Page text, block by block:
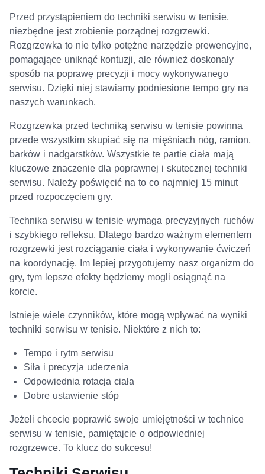
Przed przystąpieniem do techniki serwisu w tenisie,
niezbędne jest zrobienie porządnej rozgrzewki.
Rozgrzewka to nie tylko potężne narzędzie prewencyjne,
pomagające uniknąć kontuzji, ale również doskonały
sposób na poprawę precyzji i mocy wykonywanego
serwisu. Dzięki niej stawiamy podniesione tempo gry na
naszych warunkach.
Rozgrzewka przed techniką serwisu w tenisie powinna
przede wszystkim skupiać się na mięśniach nóg, ramion,
barków i nadgarstków. Wszystkie te partie ciała mają
kluczowe znaczenie dla poprawnej i skutecznej techniki
serwisu. Należy poświęcić na to co najmniej 15 minut
przed rozpoczęciem gry.
Technika serwisu w tenisie wymaga precyzyjnych ruchów
i szybkiego refleksu. Dlatego bardzo ważnym elementem
rozgrzewki jest rozciąganie ciała i wykonywanie ćwiczeń
na koordynację. Im lepiej przygotujemy nasz organizm do
gry, tym lepsze efekty będziemy mogli osiągnąć na
korcie.
Istnieje wiele czynników, które mogą wpływać na wyniki
techniki serwisu w tenisie. Niektóre z nich to:
Tempo i rytm serwisu
Siła i precyzja uderzenia
Odpowiednia rotacja ciała
Dobre ustawienie stóp
Jeżeli chcecie poprawić swoje umiejętności w technice
serwisu w tenisie, pamiętajcie o odpowiedniej
rozgrzewce. To klucz do sukcesu!